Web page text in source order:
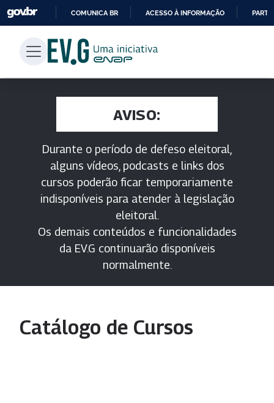
PARA
CONTEÚDO
COMUNICA BR ACESSO À INFORMAÇÃO
AVISO:
Durante o período de defeso eleitoral,
alguns vídeos, podcasts e links dos
cursos poderão ficar temporariamente
indisponíveis para atender à legislação
eleitoral.
Os demais conteúdos e funcionalidades
da EV.G continuarão disponíveis
normalmente.
Catálogo de Cursos